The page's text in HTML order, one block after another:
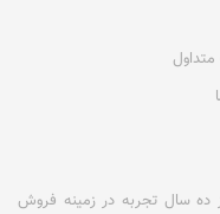
ده سال تجربه در زمینه فروش